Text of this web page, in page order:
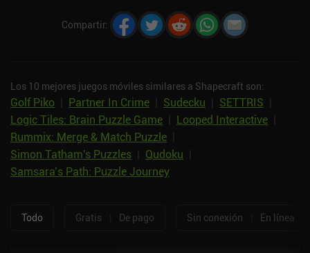
Compartir:
Los 10 mejores juegos móviles similares a Shapecraft son:
Golf Piko Partner In Crime Sudecku SETTRIS
Logic Tiles: Brain Puzzle Game
Looped Interactive
Rummix: Merge & Match Puzzle
Simon Tatham's Puzzles
Qudoku
Samsara’s Path: Puzzle Journey
Todo Gratis De pago Sin conexión En línea